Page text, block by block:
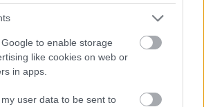
to enable storage
like cookies on web or
in apps.
user data to be sent to
ROSSI TAKES FIFTH –
YET IN
.
T.CO/VHJLSI2YJH🇩🇪